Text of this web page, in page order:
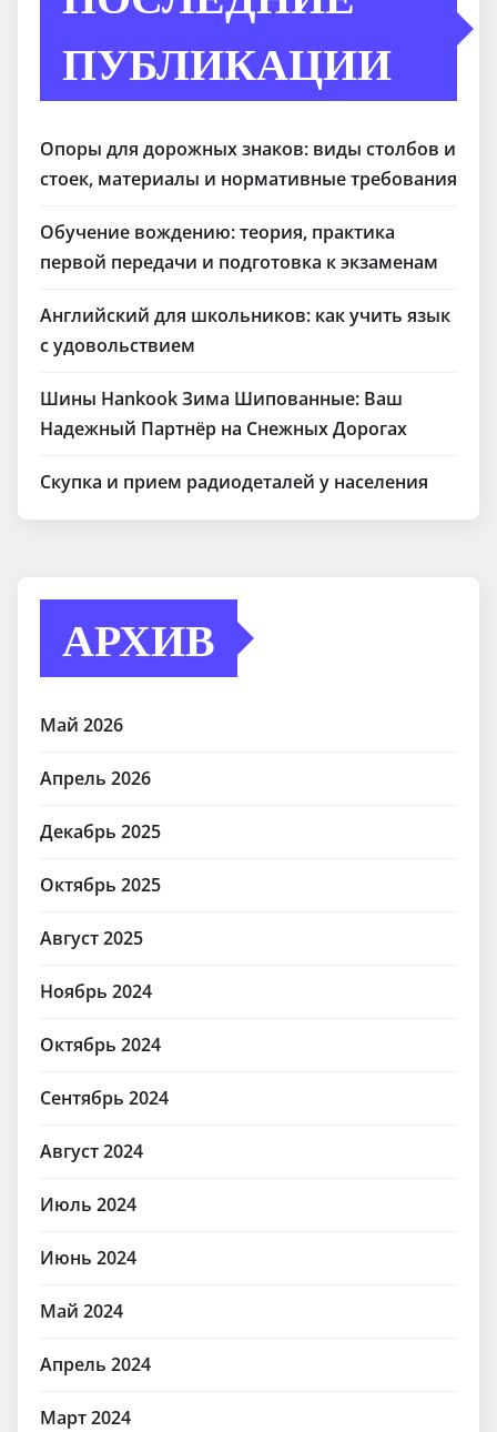
ПУБЛИКАЦИИ
Опоры для дорожных знаков: виды столбов и
стоек, материалы и нормативные требования
Обучение вождению: теория, практика
первой передачи и подготовка к экзаменам
Английский для школьников: как учить язык
с удовольствием
Шины Hankook Зима Шипованные: Ваш
Надежный Партнёр на Снежных Дорогах
Скупка и прием радиодеталей у населения
АРХИВ
Май 2026
Апрель 2026
Декабрь 2025
Октябрь 2025
Август 2025
Ноябрь 2024
Октябрь 2024
Сентябрь 2024
Август 2024
Июль 2024
Июнь 2024
Май 2024
Апрель 2024
Март 2024